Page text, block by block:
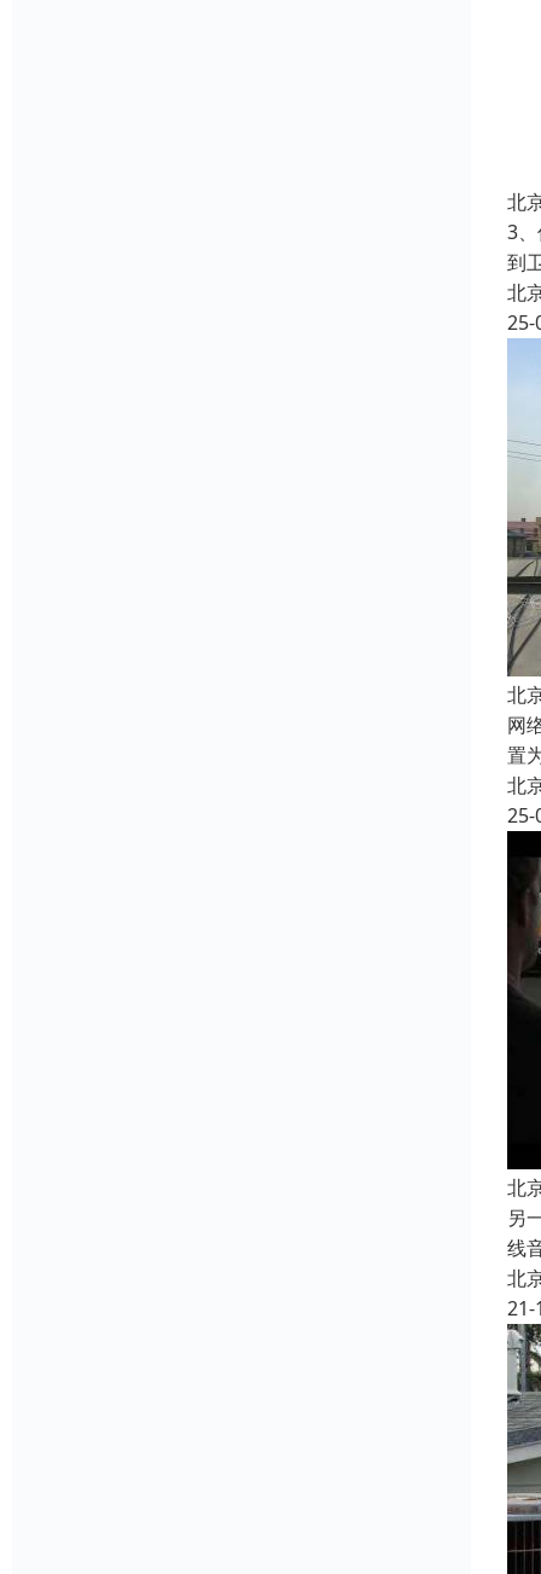
北
3
到
北
25-
北
网
置
北
25-
北
另
线
北
21-